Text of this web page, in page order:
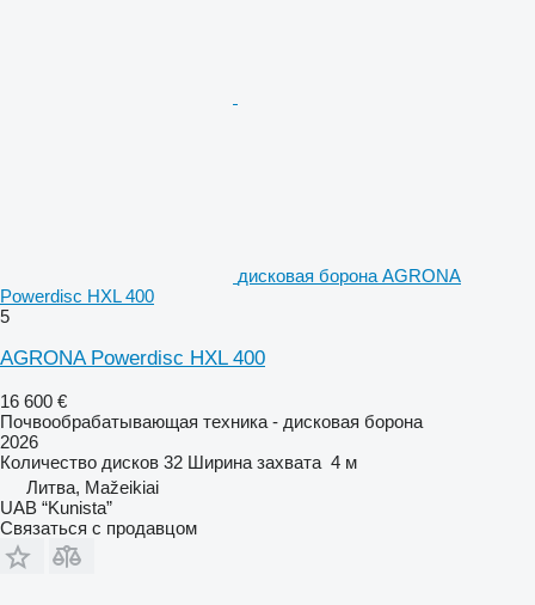
дисковая борона AGRONA
Powerdisc HXL 400
5
AGRONA Powerdisc HXL 400
16 600 €
Почвообрабатывающая техника - дисковая борона
2026
Количество дисков 32 Ширина захвата 4 м
Литва, Mažeikiai
UAB “Kunista”
Связаться с продавцом